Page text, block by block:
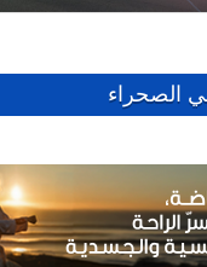
الصحراء